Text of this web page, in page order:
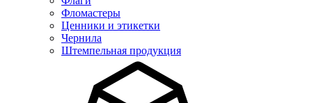
Фломастеры
Ценники и этикетки
Чернила
Штемпельная продукция